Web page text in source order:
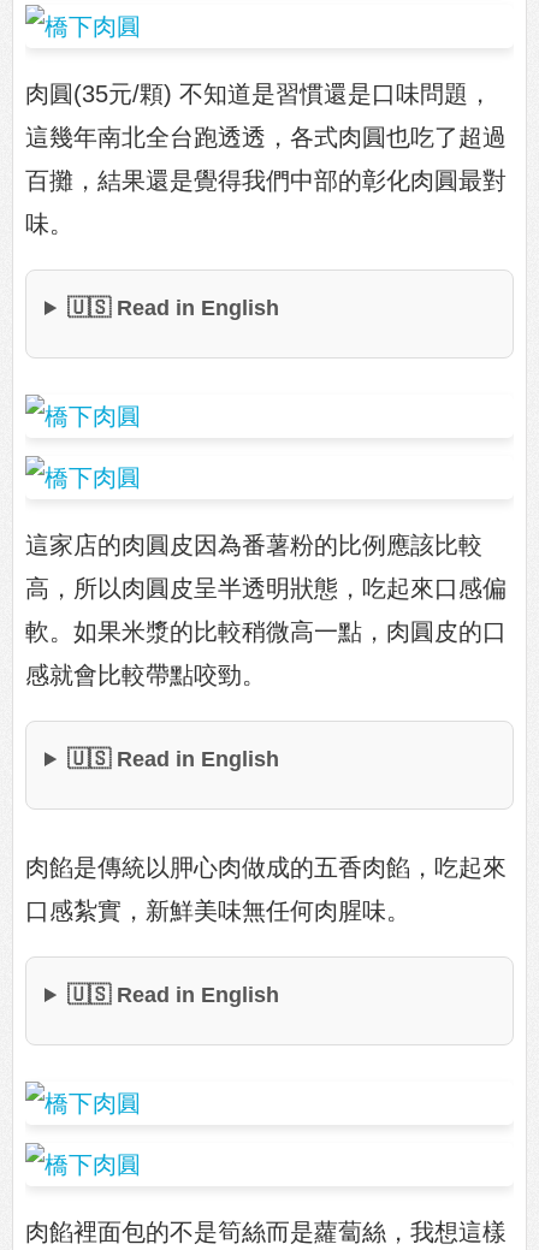
肉圓(35元/顆) 不知道是習慣還是口味問題，
這幾年南北全台跑透透，各式肉圓也吃了超過
百攤，結果還是覺得我們中部的彰化肉圓最對
味。
🇺🇸 Read in English
這家店的肉圓皮因為番薯粉的比例應該比較
高，所以肉圓皮呈半透明狀態，吃起來口感偏
軟。如果米漿的比較稍微高一點，肉圓皮的口
感就會比較帶點咬勁。
🇺🇸 Read in English
肉餡是傳統以胛心肉做成的五香肉餡，吃起來
口感紮實，新鮮美味無任何肉腥味。
🇺🇸 Read in English
肉餡裡面包的不是筍絲而是蘿蔔絲，我想這樣